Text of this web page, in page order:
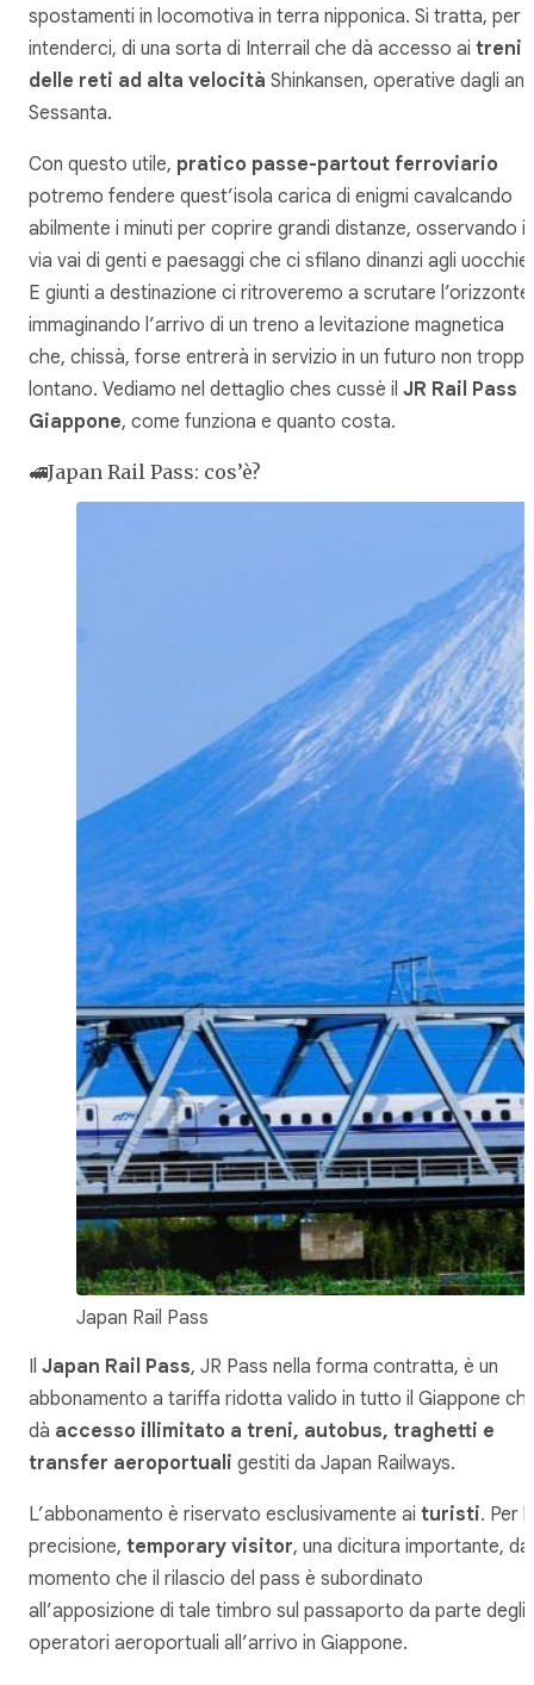
spostamenti in locomotiva in terra nipponica. Si tratta, per
intenderci, di una sorta di Interrail che dà accesso ai treni
delle reti ad alta velocità Shinkansen, operative dagli
Sessanta.
Con questo utile, pratico passe-partout ferroviario
potremo fendere quest’isola carica di enigmi cavalcando
abilmente i minuti per coprire grandi distanze, osservando il
via vai di genti e paesaggi che ci sfilano dinanzi agli uocchie
E giunti a destinazione ci ritroveremo a scrutare l’orizzonte
immaginando l’arrivo di un treno a levitazione magnetica
che, chissà, forse entrerà in servizio in un futuro non
lontano. Vediamo nel dettaglio ches cussè il JR Rail Pass
Giappone, come funziona e quanto costa.
🚅Japan Rail Pass: cos’è?
Japan Rail Pass
Il Japan Rail Pass, JR Pass nella forma contratta, è un
abbonamento a tariffa ridotta valido in tutto il Giappone
dà accesso illimitato a treni, autobus, traghetti e
transfer aeroportuali gestiti da Japan Railways.
L’abbonamento è riservato esclusivamente ai turisti. Per
precisione, temporary visitor, una dicitura importante, dal
momento che il rilascio del pass è subordinato
all’apposizione di tale timbro sul passaporto da parte degli
operatori aeroportuali all’arrivo in Giappone.